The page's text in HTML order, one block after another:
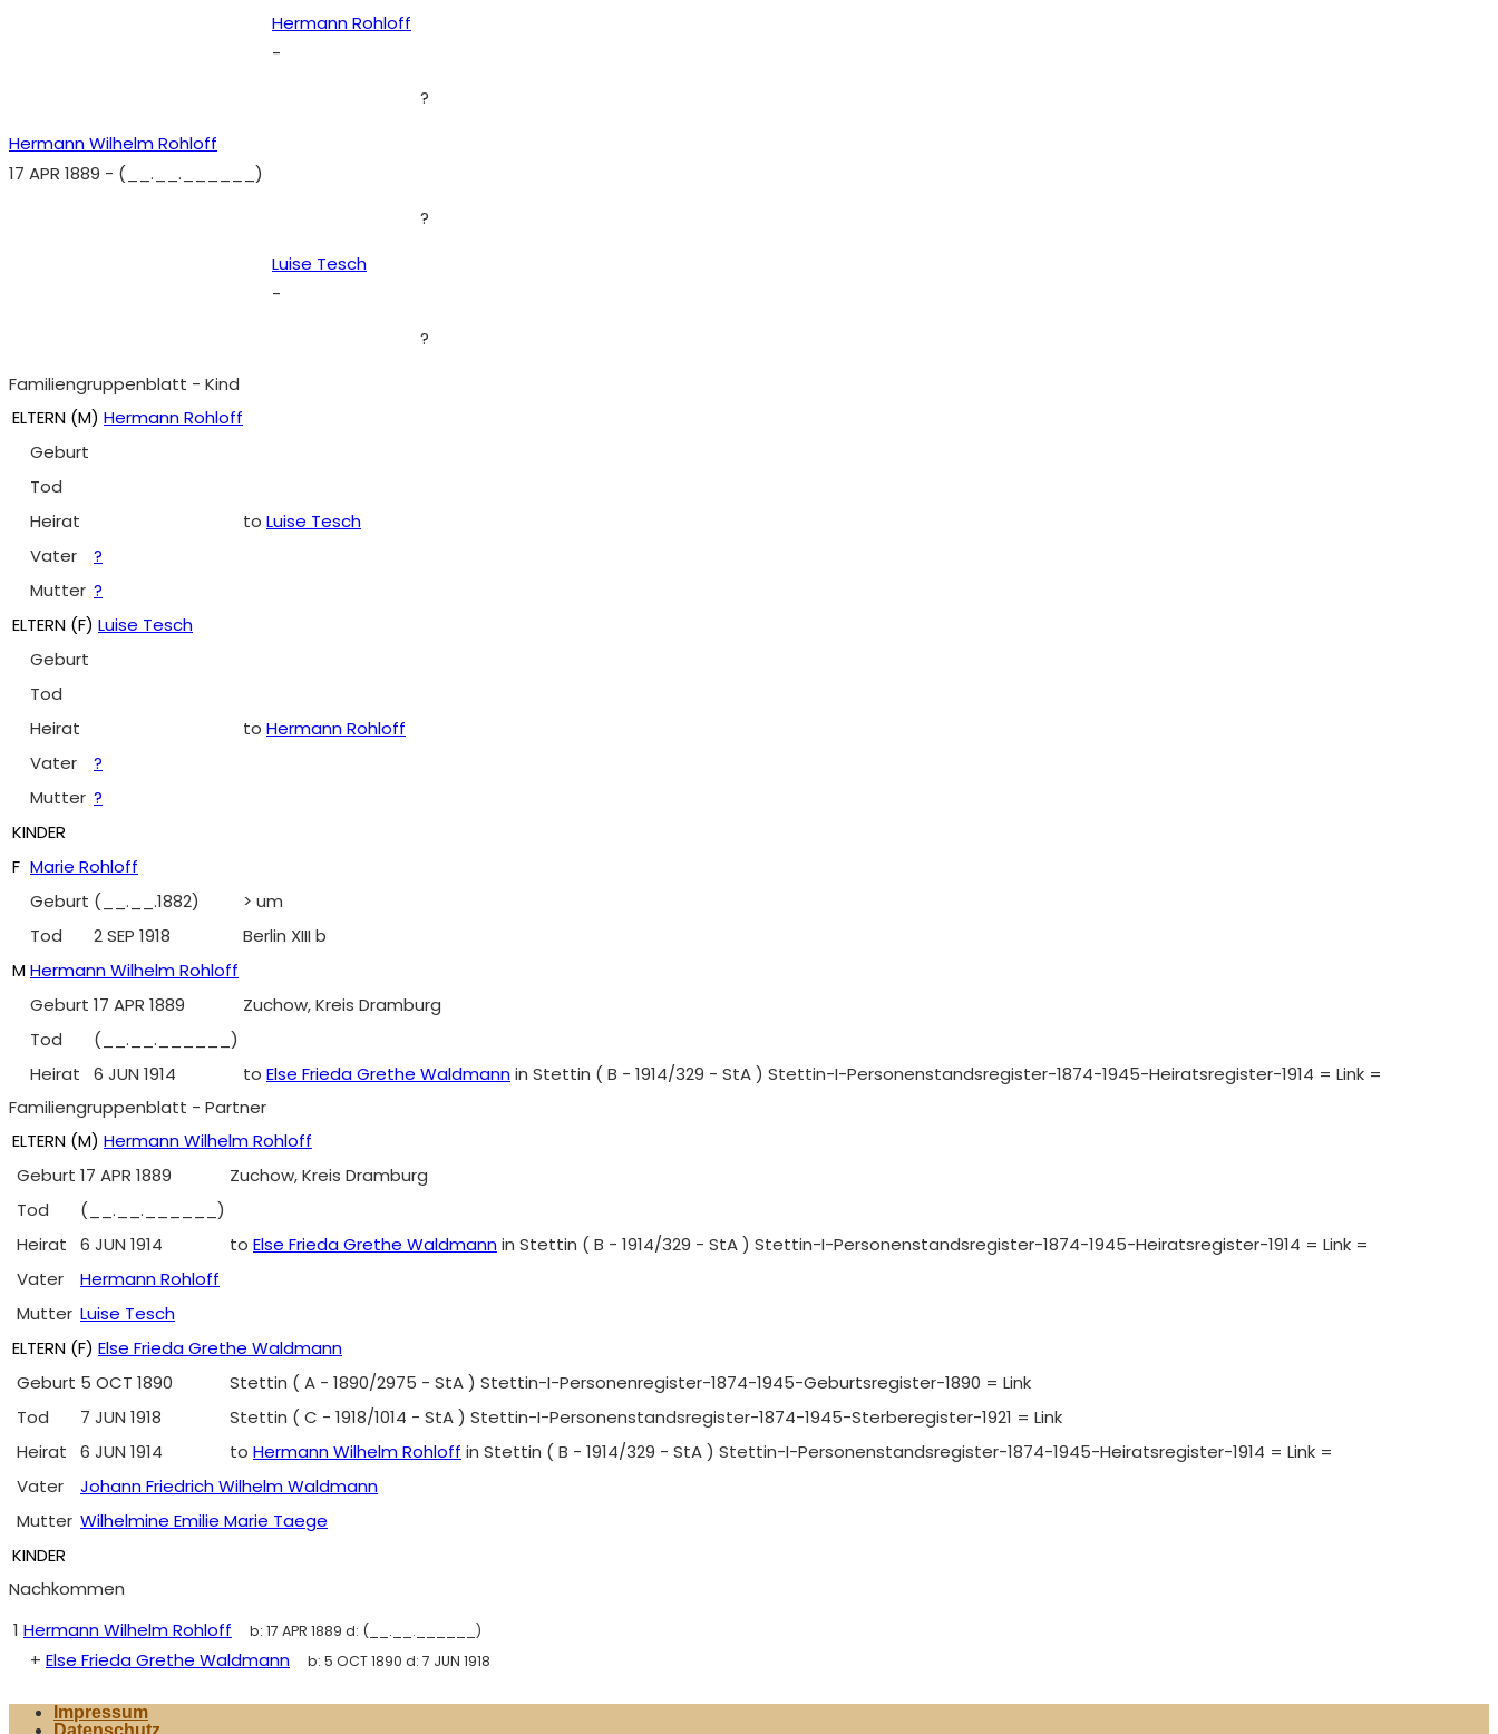
Hermann Rohloff
-
?
Hermann Wilhelm Rohloff
17 APR 1889 - (__.__.______)
?
Luise Tesch
-
?
Familiengruppenblatt - Kind
ELTERN (M) Hermann Rohloff
Geburt
Tod
Heirat
to Luise Tesch
Vater
?
Mutter ?
ELTERN (F) Luise Tesch
Geburt
Tod
Heirat
to Hermann Rohloff
Vater
?
Mutter ?
KINDER
F Marie Rohloff
Geburt (__.__.1882)
> um
Tod
2 SEP 1918
Berlin XIII b
MHermann Wilhelm Rohloff
Geburt 17 APR 1889
Zuchow, Kreis Dramburg
Tod
(__.__.______)
Heirat
6 JUN 1914 to Else Frieda Grethe Waldmannin Stettin ( B - 1914/329 - StA ) Stettin-I-Personenstandsregister-1874-1945-Heiratsregister-1914 = Link =
Familiengruppenblatt - Partner
ELTERN (M) Hermann Wilhelm Rohloff
Geburt 17 APR 1889
Zuchow, Kreis Dramburg
Tod
(__.__.______)
Heirat
6 JUN 1914 to Else Frieda Grethe Waldmannin Stettin ( B - 1914/329 - StA ) Stettin-I-Personenstandsregister-1874-1945-Heiratsregister-1914 = Link =
Vater
Hermann Rohloff
Mutter Luise Tesch
ELTERN (F) Else Frieda Grethe Waldmann
Geburt 5 OCT 1890
Stettin ( A - 1890/2975 - StA ) Stettin-I-Personenregister-1874-1945-Geburtsregister-1890 = Link
Tod
7 JUN 1918
Stettin ( C - 1918/1014 - StA ) Stettin-I-Personenstandsregister-1874-1945-Sterberegister-1921 = Link
Heirat
6 JUN 1914 to Hermann Wilhelm Rohloff in Stettin ( B - 1914/329 - StA ) Stettin-I-Personenstandsregister-1874-1945-Heiratsregister-1914 = Link =
Vater
Johann Friedrich Wilhelm Waldmann
Mutter Wilhelmine Emilie Marie Taege
KINDER
Nachkommen
1 Hermann Wilhelm Rohloff b: 17 APR 1889 d: (__.__.______)
+ Else Frieda Grethe Waldmann b: 5 OCT 1890 d: 7 JUN 1918
Impressum
Datenschutz